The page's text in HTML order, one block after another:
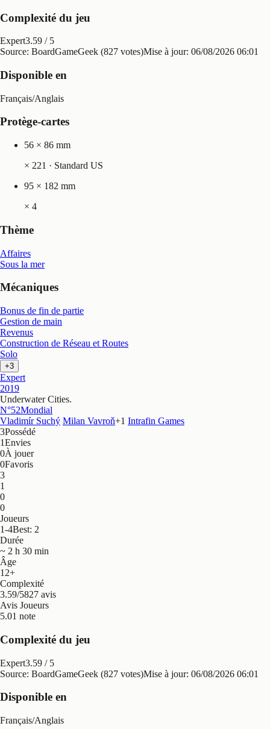
Complexité du jeu
Expert3.59 / 5
Source: BoardGameGeek (827 votes)Mise à jour: 06/08/2026 06:01
Disponible en
Français/Anglais
Protège-cartes
56 × 86 mm
× 221 · Standard US
95 × 182 mm
× 4
Thème
Affaires
Sous la mer
Mécaniques
Bonus de fin de partie
Gestion de main
Revenus
Construction de Réseau et Routes
Solo
+3
Expert
2019
Underwater Cities.
N°52Mondial
Vladimír Suchý Milan Vavroň+1 Intrafin Games
3Possédé
1Envies
0À jouer
0Favoris
3
1
0
0
Joueurs
1-4Best: 2
Durée
~ 2 h 30 min
Âge
12+
Complexité
3.59/5827 avis
Avis Joueurs
5.01 note
Complexité du jeu
Expert3.59 / 5
Source: BoardGameGeek (827 votes)Mise à jour: 06/08/2026 06:01
Disponible en
Français/Anglais